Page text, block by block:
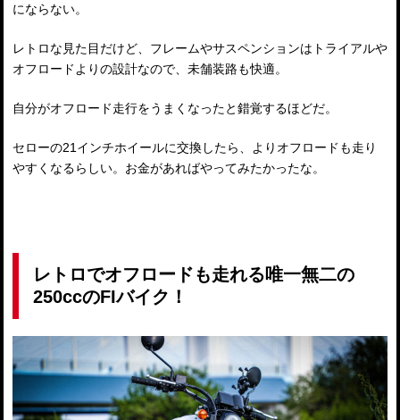
にならない。
レトロな見た目だけど、フレームやサスペンションはトライアルや
オフロードよりの設計なので、未舗装路も快適。
自分がオフロード走行をうまくなったと錯覚するほどだ。
セローの21インチホイールに交換したら、よりオフロードも走り
やすくなるらしい。お金があればやってみたかったな。
レトロでオフロードも走れる唯一無二の
250ccのFIバイク！